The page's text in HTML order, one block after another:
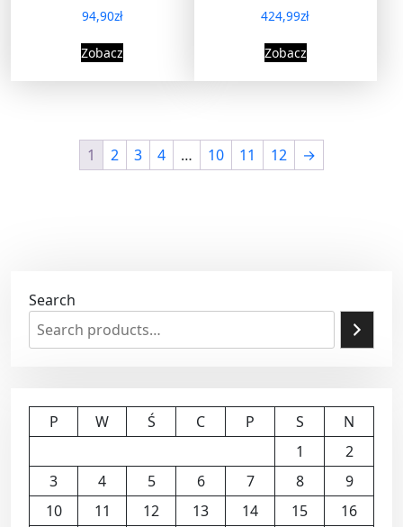
94,90zł
Zobacz
424,99zł
Zobacz
1 2 3 4 … 10 11 12 →
Search
P W Ś C P S
N
1
2
3
4 5 6 7 8
9
10
11 12 13 14 15
16